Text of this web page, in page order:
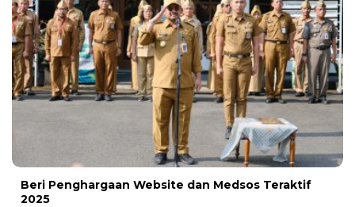
Beri Penghargaan Website dan Medsos Teraktif
2025